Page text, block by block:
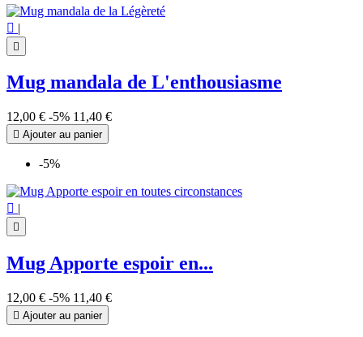
 |

Mug mandala de L'enthousiasme
12,00 € -5% 11,40 €
 Ajouter au panier
-5%
 |

Mug Apporte espoir en...
12,00 € -5% 11,40 €
 Ajouter au panier